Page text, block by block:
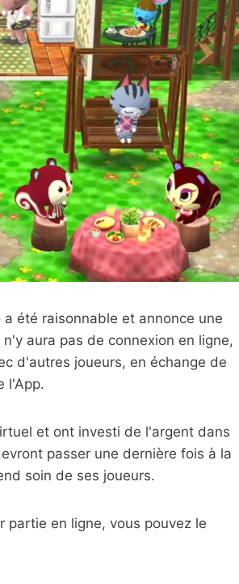
été raisonnable et annonce une
aura pas de connexion en ligne,
d'autres joueurs, en échange de
l'App.
et ont investi de l'argent dans
passer une dernière fois à la
soin de ses joueurs.
partie en ligne, vous pouvez le